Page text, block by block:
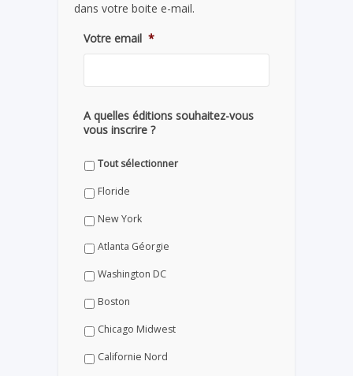
dans votre boite e-mail.
Votre email *
A quelles éditions souhaitez-vous
vous inscrire ?
Tout sélectionner
Floride
New York
Atlanta Géorgie
Washington DC
Boston
Chicago Midwest
Californie Nord